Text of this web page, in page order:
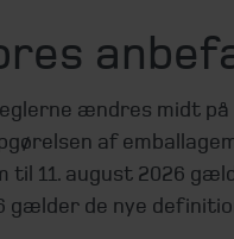
ændres midt
af
til 11. august 2026
gælder de nye